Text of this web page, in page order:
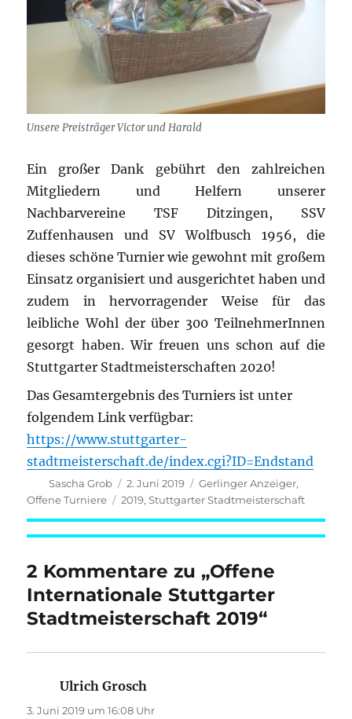
Unsere Preisträger Victor und Harald
Ein großer Dank gebührt den zahlreichen
Mitgliedern und Helfern unserer
Nachbarvereine TSF Ditzingen, SSV
Zuffenhausen und SV Wolfbusch 1956, die
dieses schöne Turnier wie gewohnt mit großem
Einsatz organisiert und ausgerichtet haben und
zudem in hervorragender Weise für das
leibliche Wohl der über 300 TeilnehmerInnen
gesorgt haben. Wir freuen uns schon auf die
Stuttgarter Stadtmeisterschaften 2020!
Das Gesamtergebnis des Turniers ist unter
folgendem Link verfügbar:
https://www.stuttgarter-
stadtmeisterschaft.de/index.cgi?ID=Endstand
Autor
Sascha Grob
Veröffentlicht
am
2. Juni 2019 Kategorien
Gerlinger Anzeiger,
Offene Turniere
Schlagwörter
2019,Stuttgarter Stadtmeisterschaft
2 Kommentare zu „Offene
Internationale Stuttgarter
Stadtmeisterschaft 2019“
Ulrich Grosch
3. Juni 2019 um 16:08 Uhr